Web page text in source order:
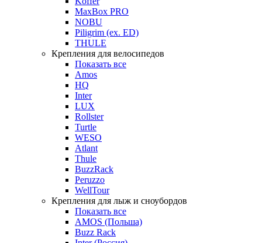
MaxBox PRO
NOBU
Piligrim (ex. ED)
THULE
Крепления для велосипедов
Показать все
Amos
HQ
Inter
LUX
Rollster
Turtle
WESO
Atlant
Thule
BuzzRack
Peruzzo
WellTour
Крепления для лыж и сноубордов
Показать все
AMOS (Польша)
Buzz Rack